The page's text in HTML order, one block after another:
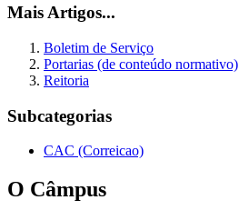
Mais Artigos...
Boletim de Serviço
Portarias (de conteúdo normativo)
Reitoria
Subcategorias
CAC (Correicao)
O Câmpus